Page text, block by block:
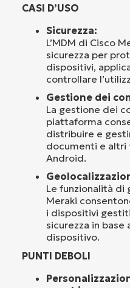
CASI D’USO
Sicurezza:
L’MDM di Cisco
sicurezza per
dispositivi,
controllare
Gestione dei
La gestione dei
piattaforma
distribuire e
documenti e altri
Android.
Le funzionalità di
Meraki
i dispositivi
sicurezza in base
dispositivo.
PUNTI DEBOLI